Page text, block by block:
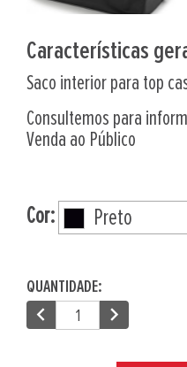
Características
Saco interior para top
Consultemos para
Venda ao Público
Cor: Preto
QUANTIDADE:
chevron_left chevron_right